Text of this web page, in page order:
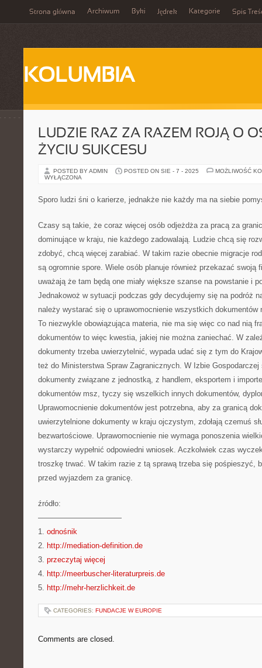
Strona główna Archiwum Byki Jędrek Kategorie Spis
KOLUMBIA
LUDZIE RAZ ZA RAZEM ROJĄ O
ŻYCIU SUKCESU
POSTED BY ADMIN POSTED ON SIE - 7 - 2025
MOŻLIWOŚĆ
WYŁĄCZONA
Sporo ludzi śni o karierze, jednakże nie każdy ma na siebie
Czasy są takie, że coraz więcej osób odjeżdża za pracą za
dominujące w kraju, nie każdego zadowalają. Ludzie chcą się
zdobyć, chcą więcej zarabiać. W takim razie obecnie migracje
są ogromnie spore. Wiele osób planuje również przekazać swoją
uważają że tam będą one miały większe szanse na powstanie i
Jednakowoż w sytuacji podczas gdy decydujemy się na podróż
należy wystarać się o uprawomocnienie wszystkich
To niezwykle obowiązująca materia, nie ma się więc co nad nią
dokumentów to więc kwestia, jakiej nie można zaniechać. W
dokumenty trzeba uwierzytelnić, wypada udać się z tym do
też do Ministerstwa Spraw Zagranicznych. W Izbie Gospodarczej
dokumenty związane z jednostką, z handlem, eksportem i
dokumentów msz, tyczy się wszelkich innych dokumentów,
Uprawomocnienie dokumentów jest potrzebna, aby za granicą
uwierzytelnione dokumenty w kraju ojczystym, zdołają czemuś
bezwartościowe. Uprawomocnienie nie wymaga ponoszenia
wystarczy wypełnić odpowiedni wniosek. Aczkolwiek czas
troszkę trwać. W takim razie z tą sprawą trzeba się pośpieszyć,
przed wyjazdem za granicę.
źródło:
———————————
1. odnośnik
2. http://mediation-definition.de
3. przeczytaj więcej
4. http://meerbuscher-literaturpreis.de
5. http://mehr-herzlichkeit.de
CATEGORIES: FUNDACJE W EUROPIE
Comments are closed.